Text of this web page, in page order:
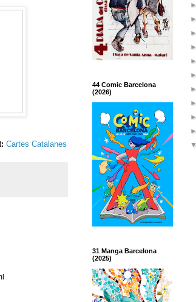
Cartes Catalanes
44 Comic Barcelona
(2026)
31 Manga Barcelona
(2025)
►
►
►
►
►
►
►
►
►
►
▼